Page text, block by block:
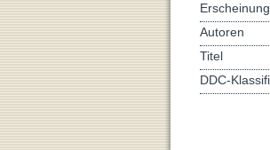
Autoren
Titel
DDC-